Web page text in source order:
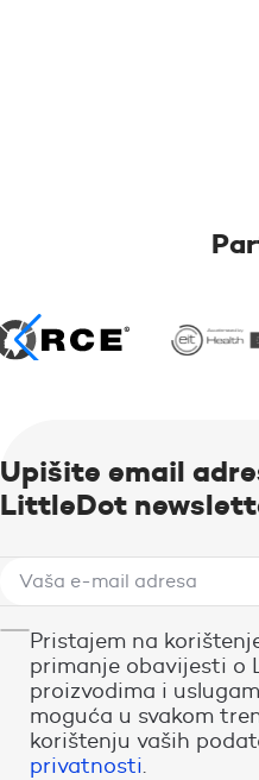
Upišite email
LittleDot
Pristajem na
primanje obavijesti o
proizvodima i
moguća u svakom
korištenju vaših
privatnosti.